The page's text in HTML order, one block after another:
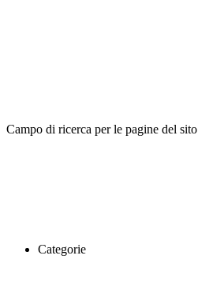
Campo di ricerca per le pagine del sito
Categorie